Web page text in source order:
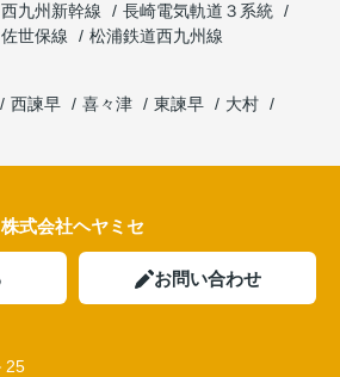
西九州新幹線
長崎電気軌道３系統
佐世保線
松浦鉄道西九州線
西諫早 喜々津 東諫早
大村
株式会社ヘヤミセ
お問い合わせ
25